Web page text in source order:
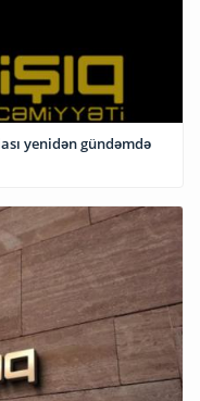
yenidən gündəmdə